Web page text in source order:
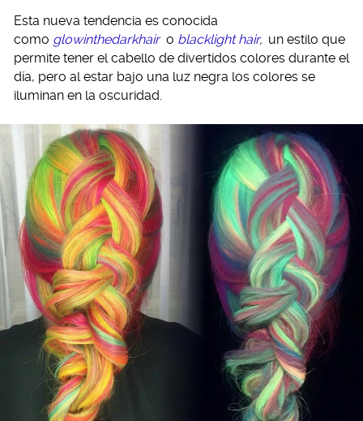
Esta nueva tendencia es conocida
como glowinthedarkhair o blacklight hair, un estilo que
permite tener el cabello de divertidos colores durante el
día, pero al estar bajo una luz negra los colores se
iluminan en la oscuridad.